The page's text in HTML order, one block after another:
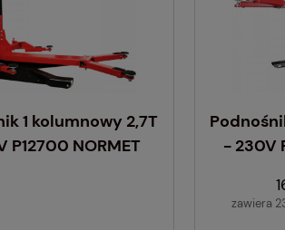
1 kolumnowy 2,7T
P12700 NORMET
- 230V
zawiera